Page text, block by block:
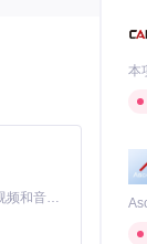
MiniMax H3 是一个通用的全模态生成系统。它支持对由文本、图像、视频和音频组成的多模态上下文进行统一理解，并能生成分辨率高达 2K、时长可达 15 秒的带原生立体声音频的视频。得益于面向任务泛化的系统设计，H3 在预训练阶段就已具备广泛的多模态上下文理解与生成能力，能够出色地执行复杂的多模态指令。